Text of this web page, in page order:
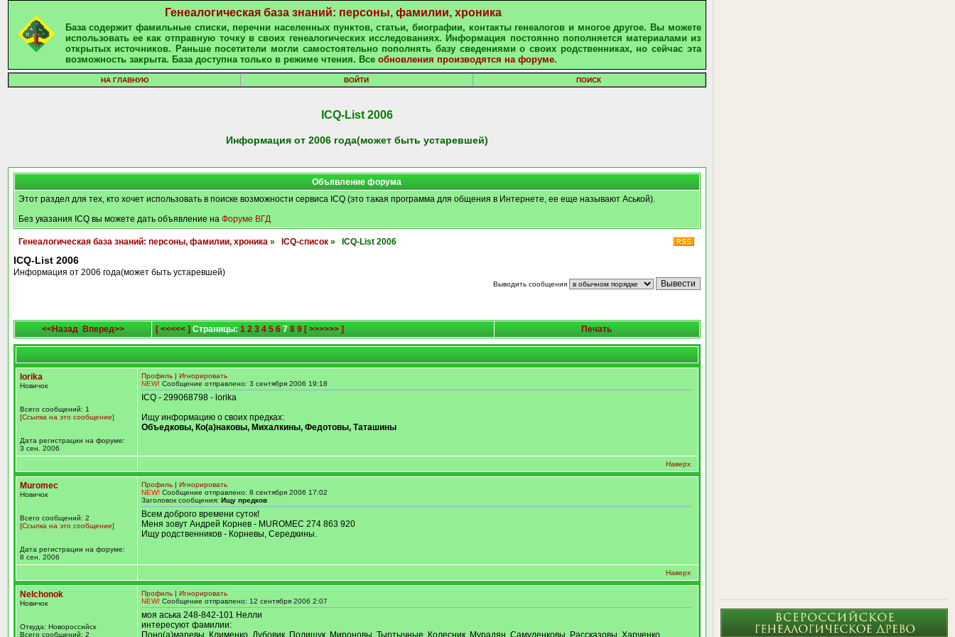
Генеалогическая база знаний: персоны, фамилии, хроника
База содержит фамильные списки, перечни населенных пунктов, статьи, биографии, контакты генеалогов и многое другое. Вы можете
использовать ее как отправную точку в своих генеалогических исследованиях. Информация постоянно пополняется материалами из
открытых источников. Раньше посетители могли самостоятельно пополнять базу сведениями о своих родственниках, но сейчас эта
возможность закрыта. База доступна только в режиме чтения. Все обновления производятся на форуме.
НА ГЛАВНУЮ ВОЙТИ ПОИСК
ICQ-List 2006
Информация от 2006 года(может быть устаревшей)
Объявление форума
Этот раздел для тех, кто хочет использовать в поиске возможности сервиса ICQ (это такая программа для общения в Интернете, ее еще называют Аськой).
Без указания ICQ вы можете дать объявление на Форуме ВГД
Генеалогическая база знаний: персоны, фамилии, хроника» ICQ-список» ICQ-List 2006
ICQ-List 2006
Информация от 2006 года(может быть устаревшей)
Выводить сообщения
<<Назад Вперед>> [ <<<<< ] Страницы: 1 2 3 4 5 67 8 9 [ >>>>>> ] Печать
lorika
Новичок
Всего сообщений: 1
[Ссылка на это сообщение]
Дата регистрации на форуме:
3 сен. 2006
Профиль| Игнорировать
NEW! Сообщение отправлено: 3 сентября 2006 19:18
ICQ - 299068798 - lorika
Ищу информацию о своих предках:
Объедковы, Ко(а)наковы, Михалкины, Федотовы, Таташины
Наверх
Muromec
Новичок
Всего сообщений: 2
[Ссылка на это сообщение]
Дата регистрации на форуме:
8 сен. 2006
Профиль| Игнорировать
NEW! Сообщение отправлено: 8 сентября 2006 17:02
Заголовок сообщения: Ищу предков
Всем доброго времени суток!
Меня зовут Андрей Корнев - MUROMEC 274 863 920
Ищу родственников - Корневы, Середкины.
Наверх
Nelchonok
Новичок
Откуда: Новороссийск
Всего сообщений: 2
Профиль| Игнорировать
NEW! Сообщение отправлено: 12 сентября 2006 2:07
моя аська 248-842-101 Нелли
интересуют фамилии:
Поно(а)маревы, Клименко, Дубовик, Полищук, Мироновы, Тыртычные, Колесник, Мурадян, Самуленковы, Рассказовы, Харченко,